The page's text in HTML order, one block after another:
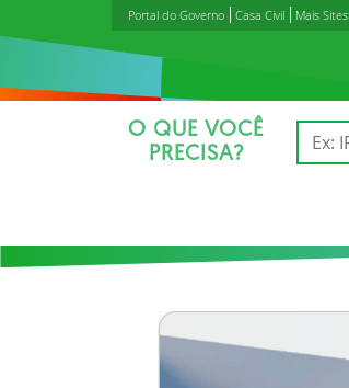
Portal do Governo Casa Civil Mais Sites
O QUE VOCÊ
PRECISA?